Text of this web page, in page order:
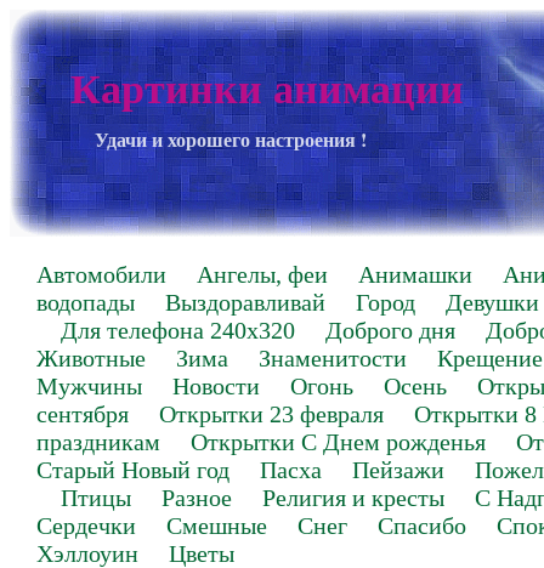
Картинки анимации
Удачи и хорошего настроения !
Автомобили Ангелы, феи Анимашки
водопады
Выздоравливай Город
Девушки
Для телефона 240х320
Доброго дня
Животные
Зима Знаменитости
Крещение
Мужчины
Новости Огонь Осень
сентября
Открытки 23 февраля
Открытки 8
праздникам
Открытки С Днем рожденья
Старый Новый год
Пасха Пейзажи
Птицы
Разное Религия и кресты
С
Сердечки
Смешные Снег Спасибо
Хэллоуин
Цветы